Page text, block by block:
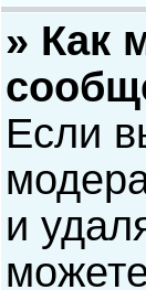
» Как
Если
и